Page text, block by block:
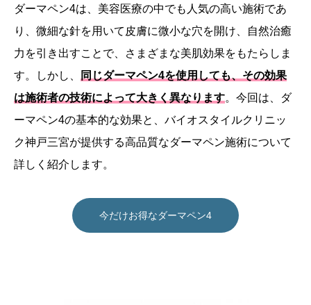
ダーマペン4は、美容医療の中でも人気の高い施術であ
り、微細な針を用いて皮膚に微小な穴を開け、自然治癒
力を引き出すことで、さまざまな美肌効果をもたらしま
す。しかし、
同じダーマペン4を使用しても、その効果
は施術者の技術によって大きく異なります。今回は、ダ
ーマペン4の基本的な効果と、バイオスタイルクリニッ
ク神戸三宮が提供する高品質なダーマペン施術について
詳しく紹介します。
今だけお得なダーマペン4